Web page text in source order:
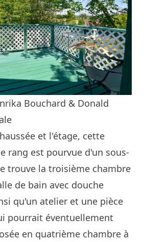
Bouchard & Donald
et l'étage, cette
rang est pourvue d'un sous-
trouve la troisième chambre
de bain avec douche
qu'un atelier et une pièce
pourrait éventuellement
en quatrième chambre à